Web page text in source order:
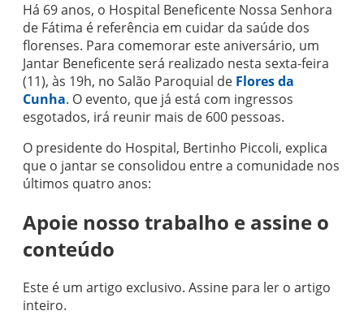
Há 69 anos, o Hospital Beneficente Nossa Senhora
de Fátima é referência em cuidar da saúde dos
florenses. Para comemorar este aniversário, um
Jantar Beneficente será realizado nesta sexta-feira
(11), às 19h, no Salão Paroquial de Flores da
Cunha. O evento, que já está com ingressos
esgotados, irá reunir mais de 600 pessoas.
O presidente do Hospital, Bertinho Piccoli, explica
que o jantar se consolidou entre a comunidade nos
últimos quatro anos:
Apoie nosso trabalho e assine o
conteúdo
Este é um artigo exclusivo. Assine para ler o artigo
inteiro.